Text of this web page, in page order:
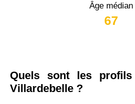
Âge médian
67
Quels sont les
Villardebelle ?